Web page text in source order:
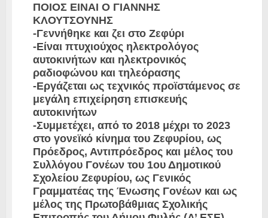
ΠΟΙΟΣ ΕΙΝΑΙ Ο ΓΙΑΝΝΗΣ
ΚΛΟΥΤΣΟΥΝΗΣ
-Γεννήθηκε και ζει στο Ζεφύρι
-Είναι πτυχιούχος ηλεκτρολόγος
αυτοκινήτων και ηλεκτρονικός
ραδιοφώνου και τηλεόρασης
-Εργάζεται ως τεχνικός προϊστάμενος σε
μεγάλη επιχείρηση επισκευής
αυτοκινήτων
-Συμμετέχει, από το 2018 μέχρι το 2023
στο γονεϊκό κίνημα του Ζεφυρίου, ως
Πρόεδρος, Αντιπρόεδρος και μέλος του
Συλλόγου Γονέων του 1ου Δημοτικού
Σχολείου Ζεφυρίου, ως Γενικός
Γραμματέας της Ένωσης Γονέων και ως
μέλος της Πρωτοβάθμιας Σχολικής